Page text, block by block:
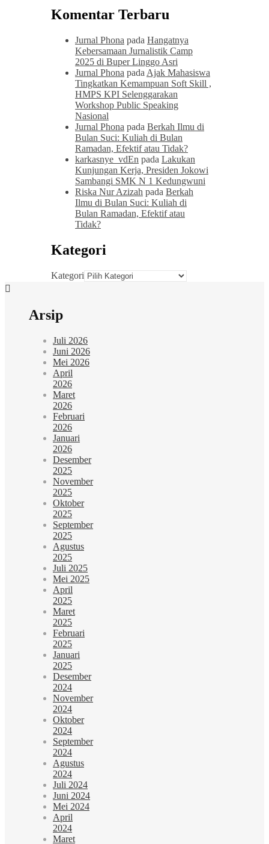
Komentar Terbaru
Jurnal Phona pada Hangatnya
Kebersamaan Jurnalistik Camp
2025 di Buper Linggo Asri
Jurnal Phona pada Ajak Mahasiswa
Tingkatkan Kemampuan Soft Skill ,
HMPS KPI Selenggarakan
Workshop Public Speaking
Nasional
Jurnal Phona pada Berkah Ilmu di
Bulan Suci: Kuliah di Bulan
Ramadan, Efektif atau Tidak?
karkasnye_vdEn pada Lakukan
Kunjungan Kerja, Presiden Jokowi
Sambangi SMK N 1 Kedungwuni
Riska Nur Azizah pada Berkah
Ilmu di Bulan Suci: Kuliah di
Bulan Ramadan, Efektif atau
Tidak?
Kategori
Kategori
Arsip
Juli 2026
Juni 2026
Mei 2026
April
2026
Maret
2026
Februari
2026
Januari
2026
Desember
2025
November
2025
Oktober
2025
September
2025
Agustus
2025
Juli 2025
Mei 2025
April
2025
Maret
2025
Februari
2025
Januari
2025
Desember
2024
November
2024
Oktober
2024
September
2024
Agustus
2024
Juli 2024
Juni 2024
Mei 2024
April
2024
Maret